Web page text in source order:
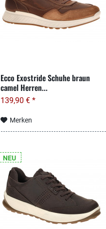
Ecco Exostride Schuhe braun
camel Herren...
139,90 € *
Merken
NEU